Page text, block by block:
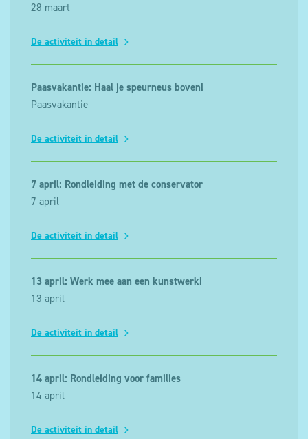
28 maart
De activiteit in detail
Paasvakantie: Haal je speurneus boven!
Paasvakantie
De activiteit in detail
7 april: Rondleiding met de conservator
7 april
De activiteit in detail
13 april: Werk mee aan een kunstwerk!
13 april
De activiteit in detail
14 april: Rondleiding voor families
14 april
De activiteit in detail